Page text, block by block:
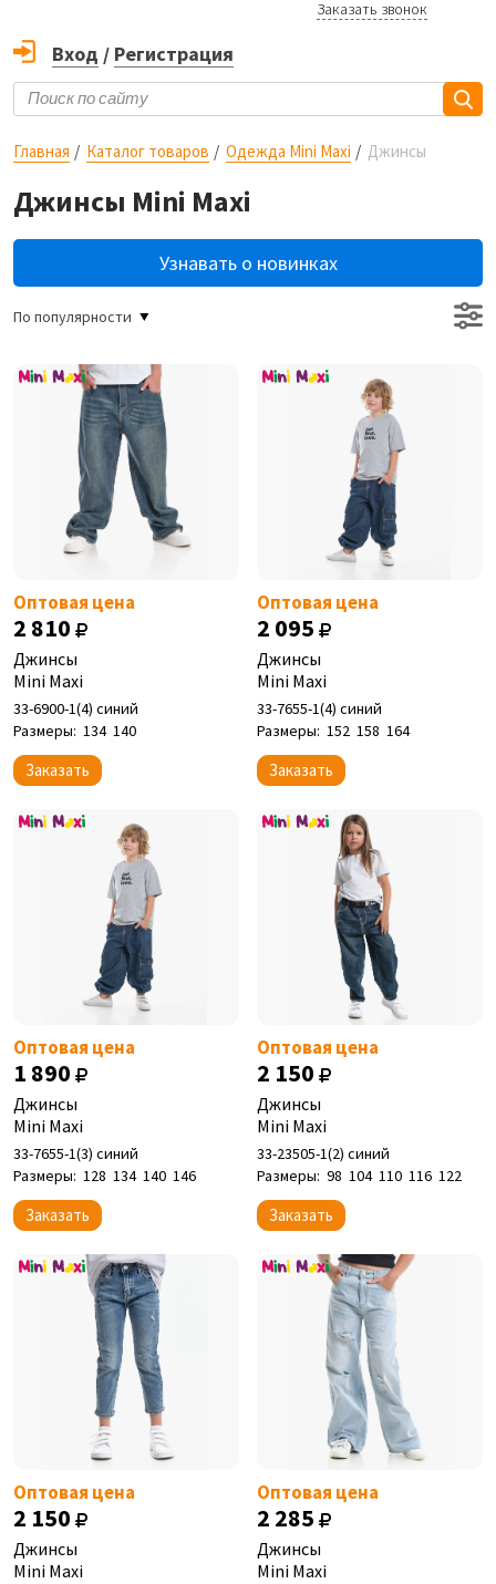
Заказать звонок
Вход / Регистрация
Главная Каталог товаров Одежда Mini Maxi Джинсы
Джинсы Mini Maxi
Узнавать о новинках
По популярности
Оптовая цена
2 810
Джинсы
Mini Maxi
33-6900-1(4) синий
Размеры: 134 140
Заказать
Оптовая цена
2 095
Джинсы
Mini Maxi
33-7655-1(4) синий
Размеры: 152 158 164
Заказать
Оптовая цена
1 890
Джинсы
Mini Maxi
33-7655-1(3) синий
Размеры: 128 134 140 146
Заказать
Оптовая цена
2 150
Джинсы
Mini Maxi
33-23505-1(2) синий
Размеры: 98 104 110 116 122
Заказать
Оптовая цена
2 150
Джинсы
Mini Maxi
Оптовая цена
2 285
Джинсы
Mini Maxi